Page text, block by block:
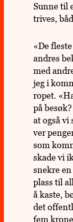
Sunne til
trives,
«De
andres
med
jeg i
ro­pet.
på
at også vi
ver
som
skade vi
snekre
plass til
å kaste,
det
fem